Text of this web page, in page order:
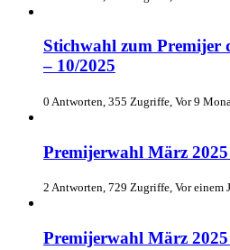
Stichwahl zum Premijer
– 10/2025
0 Antworten, 355 Zugriffe, Vor 9
Premijerwahl März
2 Antworten, 729 Zugriffe, Vor einem
Premijerwahl März 2025